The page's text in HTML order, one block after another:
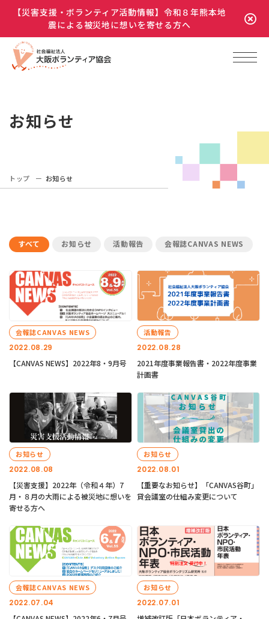
【災害支援・ボランティア活動情報】令和８年熊本地
震による被災地に想いを寄せる方へ
お知らせ
トップ お知らせ
すべて お知らせ 活動報告 会報誌CANVAS NEWS
2022.08.29
会報誌CANVAS NEWS
【CANVAS NEWS】2022年8・9月号
2022.08.28
活動報告
2021年度事業報告書・2022年度事業
計画書
2022.08.08
お知らせ
【災害支援】2022年（令和４年）7
月・８月の大雨による被災地に想いを
寄せる方へ
2022.08.01
お知らせ
【重要なお知らせ】「CANVAS谷町」
貸会議室の仕組み変更について
2022.07.04
会報誌CANVAS NEWS
2022.07.01
お知らせ